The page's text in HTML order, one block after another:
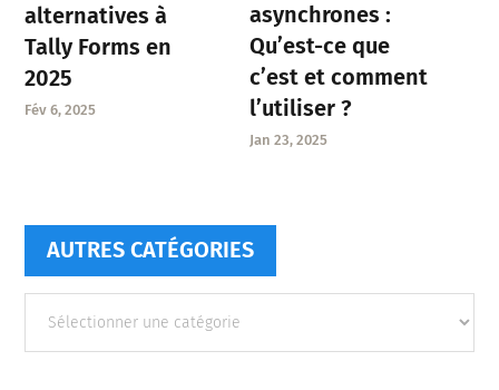
alternatives à
Tally Forms en
2025
Fév 6, 2025
asynchrones :
Qu’est-ce que
c’est et comment
l’utiliser ?
Jan 23, 2025
AUTRES CATÉGORIES
catégories